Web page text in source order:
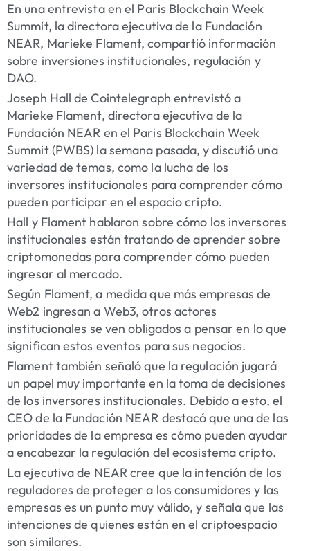
En una entrevista en el Paris Blockchain Week
Summit, la directora ejecutiva de la Fundación
NEAR, Marieke Flament, compartió información
sobre inversiones institucionales, regulación y
DAO.
Joseph Hall de Cointelegraph entrevistó a
Marieke Flament, directora ejecutiva de la
Fundación NEAR en el Paris Blockchain Week
Summit (PWBS) la semana pasada, y discutió una
variedad de temas, como la lucha de los
inversores institucionales para comprender cómo
pueden participar en el espacio cripto.
Hall y Flament hablaron sobre cómo los inversores
institucionales están tratando de aprender sobre
criptomonedas para comprender cómo pueden
ingresar al mercado.
Según Flament, a medida que más empresas de
Web2 ingresan a Web3, otros actores
institucionales se ven obligados a pensar en lo que
significan estos eventos para sus negocios.
Flament también señaló que la regulación jugará
un papel muy importante en la toma de decisiones
de los inversores institucionales. Debido a esto, el
CEO de la Fundación NEAR destacó que una de las
prioridades de la empresa es cómo pueden ayudar
a encabezar la regulación del ecosistema cripto.
La ejecutiva de NEAR cree que la intención de los
reguladores de proteger a los consumidores y las
empresas es un punto muy válido, y señala que las
intenciones de quienes están en el criptoespacio
son similares.